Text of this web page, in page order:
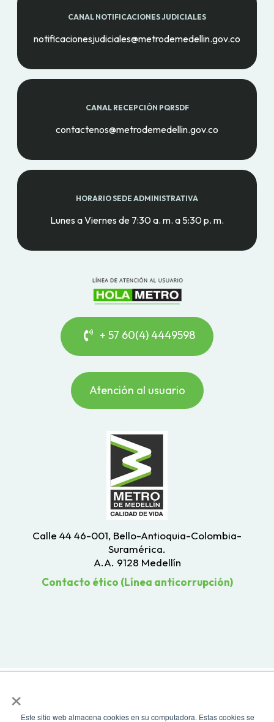
×
Este sitio web almacena cookies en su computadora. Estas cookies se
CANAL NOTIFICACIONES JUDICIALES
notificacionesjudiciales@metrodemedellin.gov.co
CANAL RECEPCIÓN PQRSDF
contactenos@metrodemedellin.gov.co
HORARIO SEDE ADMINISTRATIVA
Lunes a Viernes de 7:30 a. m. a 5:30 p. m.
+ 57 60(4) 4449598
Atención al usuario
Calle 44 46-001, Bello-Antioquia-Colombia-
Suramérica.
A.A. 9128 Medellín
Contacto ético (Línea anticorrupción)